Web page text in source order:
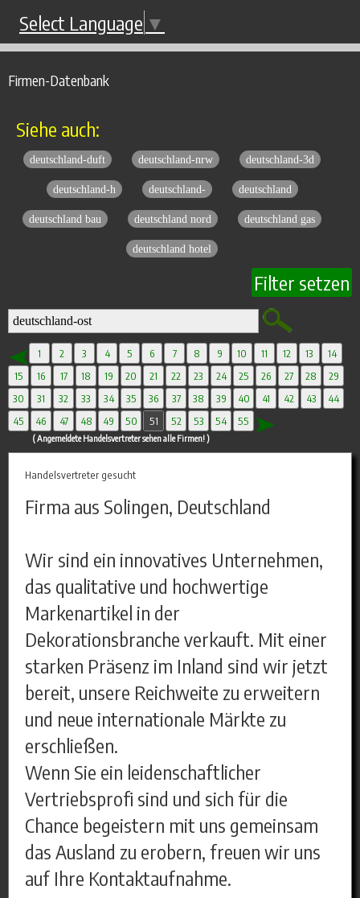
Select Language ▼
Firmen-Datenbank
Siehe auch:
deutschland-duft deutschland-nrw deutschland-3d
deutschland-h deutschland- deutschland
deutschland bau deutschland nord deutschland gas
deutschland hotel
Filter setzen
1 2 3 4 5 6 7 8 9 10 11 12 13
14
15
16 17 18 19 20 21 22 23 24 25 26 27 28
29
30
31 32 33 34 35 36 37 38 39 40 41 42 43
44
45
46 47 48 49 50 51 52 53 54 55
( Angemeldete Handelsvertreter sehen alle Firmen! )
Handelsvertreter gesucht
Firma aus Solingen, Deutschland
Wir sind ein innovatives Unternehmen,
das qualitative und hochwertige
Markenartikel in der
Dekorationsbranche verkauft. Mit einer
starken Präsenz im Inland sind wir jetzt
bereit, unsere Reichweite zu erweitern
und neue internationale Märkte zu
erschließen.
Wenn Sie ein leidenschaftlicher
Vertriebsprofi sind und sich für die
Chance begeistern mit uns gemeinsam
das Ausland zu erobern, freuen wir uns
auf Ihre Kontaktaufnahme.